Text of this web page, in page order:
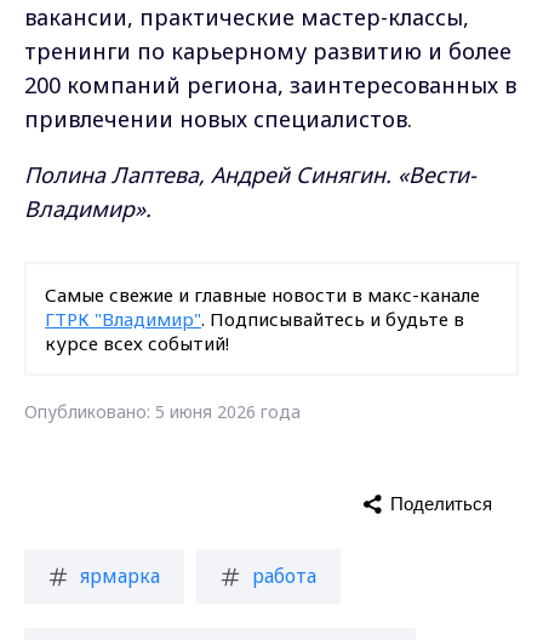
вакансии, практические мастер-классы,
тренинги по карьерному развитию и более
200 компаний региона, заинтересованных в
привлечении новых специалистов.
Полина Лаптева, Андрей Синягин. «Вести-
Владимир».
Самые свежие и главные новости в макс-канале
ГТРК "Владимир". Подписывайтесь и будьте в
курсе всех событий!
Опубликовано: 5 июня 2026 года
ярмарка работа
Поделиться